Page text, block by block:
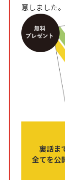
意しました。
裏話ま
全てを公